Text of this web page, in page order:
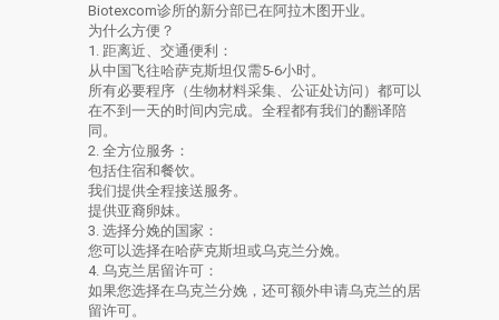
Biotexcom诊所的新分部已在阿拉木图开业。
为什么方便？
1. 距离近、交通便利：
从中国飞往哈萨克斯坦仅需5-6小时。
所有必要程序（生物材料采集、公证处访问）都可以
在不到一天的时间内完成。全程都有我们的翻译陪
同。
2. 全方位服务：
包括住宿和餐饮。
我们提供全程接送服务。
提供亚裔卵妹。
3. 选择分娩的国家：
您可以选择在哈萨克斯坦或乌克兰分娩。
4. 乌克兰居留许可：
如果您选择在乌克兰分娩，还可额外申请乌克兰的居
留许可。